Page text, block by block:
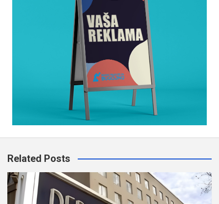
Related Posts